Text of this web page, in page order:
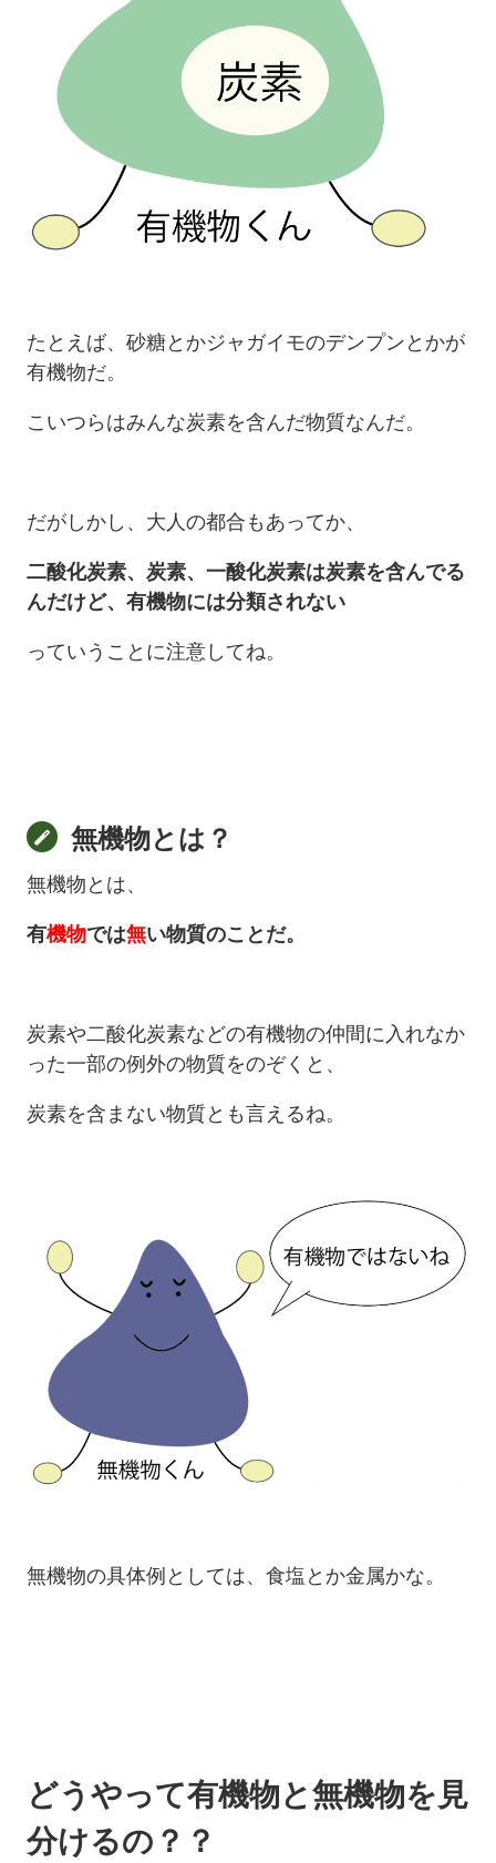
たとえば、砂糖とかジャガイモのデンプンとかが
有機物だ。
こいつらはみんな炭素を含んだ物質なんだ。
だがしかし、大人の都合もあってか、
二酸化炭素、炭素、一酸化炭素は炭素を含んでる
んだけど、有機物には分類されない
っていうことに注意してね。
無機物とは？
無機物とは、
有機物では無い物質のことだ。
炭素や二酸化炭素などの有機物の仲間に入れなか
った一部の例外の物質をのぞくと、
炭素を含まない物質とも言えるね。
無機物の具体例としては、食塩とか金属かな。
どうやって有機物と無機物を見
分けるの？？